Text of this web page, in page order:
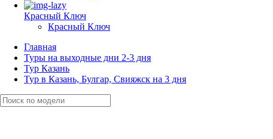
Красный Ключ
Красный Ключ
Главная
Туры на выходные дни 2-3 дня
Тур Казань
Тур в Казань, Булгар, Свияжск на 3 дня